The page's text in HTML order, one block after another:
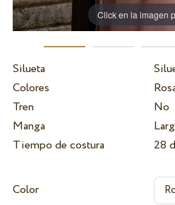
Click en la imagen
Silueta
Colores
Tren
No
Manga
Tiempo de costura
28
Color